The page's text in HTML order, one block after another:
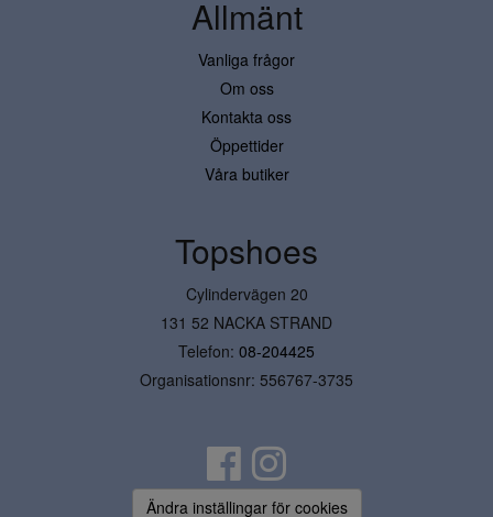
Allmänt
Vanliga frågor
Om oss
Kontakta oss
Öppettider
Våra butiker
Topshoes
Cylindervägen 20
131 52 NACKA STRAND
Telefon: 08-204425
Organisationsnr: 556767-3735
Ändra inställingar för cookies